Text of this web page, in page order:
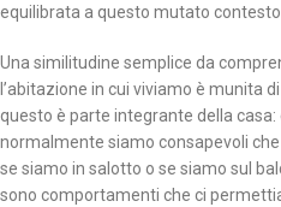
equilibrata a questo mutato
Una similitudine semplice da
l’abitazione in cui viviamo è munita
questo è parte integrante della
normalmente siamo consapevoli
se siamo in salotto o se siamo sul
sono comportamenti che ci